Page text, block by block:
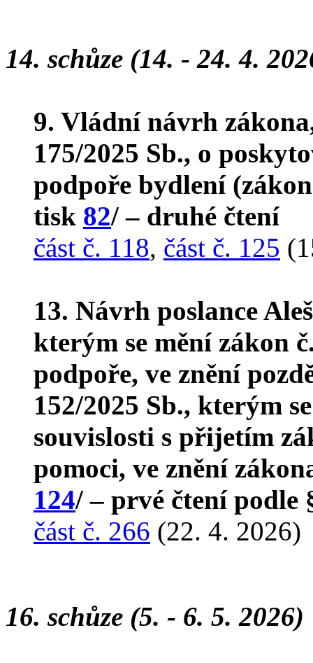
14. schůze (14. - 24. 4.
9. Vládní návrh
175/2025 Sb., o
podpoře bydlení
tisk 82/ – druhé čtení
část č. 118, část č. 125
13. Návrh poslance
kterým se mění zákon
podpoře, ve znění
152/2025 Sb., kterým
souvislosti s přijetím
pomoci, ve znění
124/ – prvé čtení podle
část č. 266 (22. 4. 2026)
16. schůze (5. - 6. 5. 2026)